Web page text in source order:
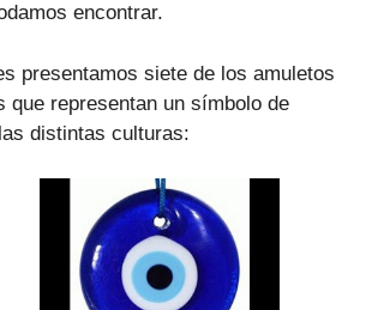
encontrar.
presentamos siete de los amuletos
que representan un símbolo de
distintas culturas: